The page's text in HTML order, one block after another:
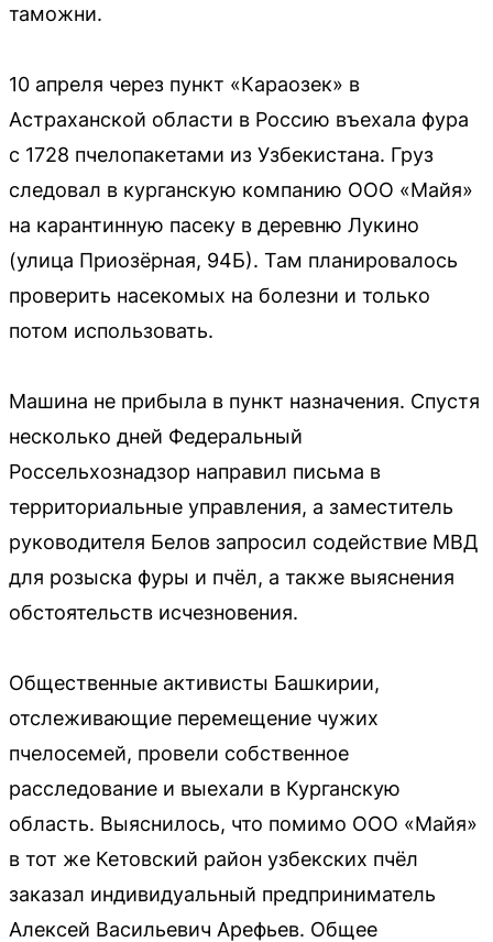
таможни.
10 апреля через пункт «Караозек» в
Астраханской области в Россию въехала фура
с 1728 пчелопакетами из Узбекистана. Груз
следовал в курганскую компанию ООО «Майя»
на карантинную пасеку в деревню Лукино
(улица Приозёрная, 94Б). Там планировалось
проверить насекомых на болезни и только
потом использовать.
Машина не прибыла в пункт назначения. Спустя
несколько дней Федеральный
Россельхознадзор направил письма в
территориальные управления, а заместитель
руководителя Белов запросил содействие МВД
для розыска фуры и пчёл, а также выяснения
обстоятельств исчезновения.
Общественные активисты Башкирии,
отслеживающие перемещение чужих
пчелосемей, провели собственное
расследование и выехали в Курганскую
область. Выяснилось, что помимо ООО «Майя»
в тот же Кетовский район узбекских пчёл
заказал индивидуальный предприниматель
Алексей Васильевич Арефьев. Общее